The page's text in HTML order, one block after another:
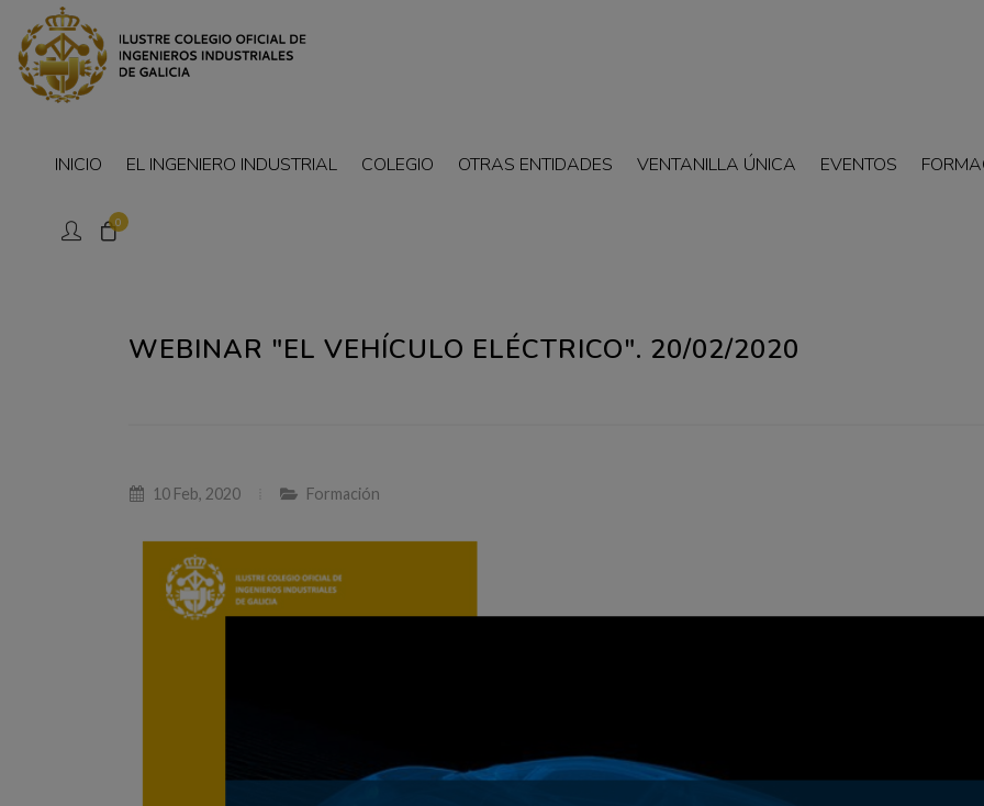
0
INICIO EL INGENIERO INDUSTRIAL COLEGIO OTRAS ENTIDADES VENTANILLA ÚNICA EVENTOS
WEBINAR "EL VEHÍCULO ELÉCTRICO". 20/02/2020
10 Feb, 2020 Formación